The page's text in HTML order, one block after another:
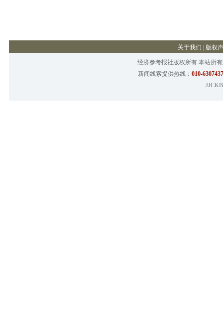
关于我们 版权
经济参考报社版权所有 本站所
新闻线索提供热线： 010-